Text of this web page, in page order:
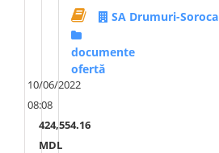
SA Drumuri-Soroca
documente
ofertă
10/06/2022
08:08
424,554.16
MDL